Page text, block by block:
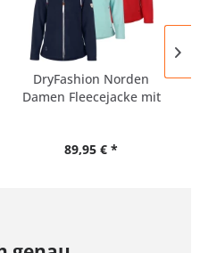
DryFashion Norden
Damen Fleecejacke mit
89,95 € *